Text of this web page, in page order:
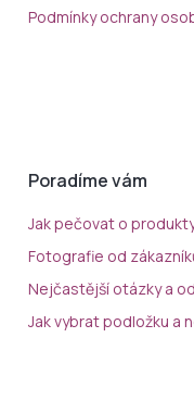
Podmínky ochrany
Poradíme vám
Jak pečovat o
Fotografie od
Nejčastější otázky a
Jak vybrat podložku a